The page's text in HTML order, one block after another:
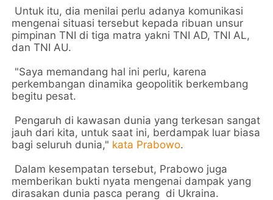
Untuk itu, dia menilai perlu adanya komunikasi
mengenai situasi tersebut kepada ribuan unsur
pimpinan TNI di tiga matra yakni TNI AD, TNI AL,
dan TNI AU.
"Saya memandang hal ini perlu, karena
perkembangan dinamika geopolitik berkembang
begitu pesat.
Pengaruh di kawasan dunia yang terkesan sangat
jauh dari kita, untuk saat ini, berdampak luar biasa
bagi seluruh dunia," kata Prabowo.
Dalam kesempatan tersebut, Prabowo juga
memberikan bukti nyata mengenai dampak yang
dirasakan dunia pasca perang di Ukraina.